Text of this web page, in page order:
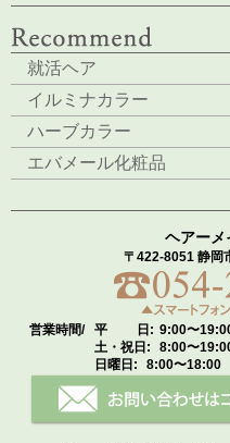
就活ヘア
イルミナカラー
ハーブカラー
エバメール化粧品
ヘアーメ
〒422-8051 静岡
営業時間/ 平 日: 9:00〜
土・祝日:
8:00〜
日曜日:
8:00〜18:00